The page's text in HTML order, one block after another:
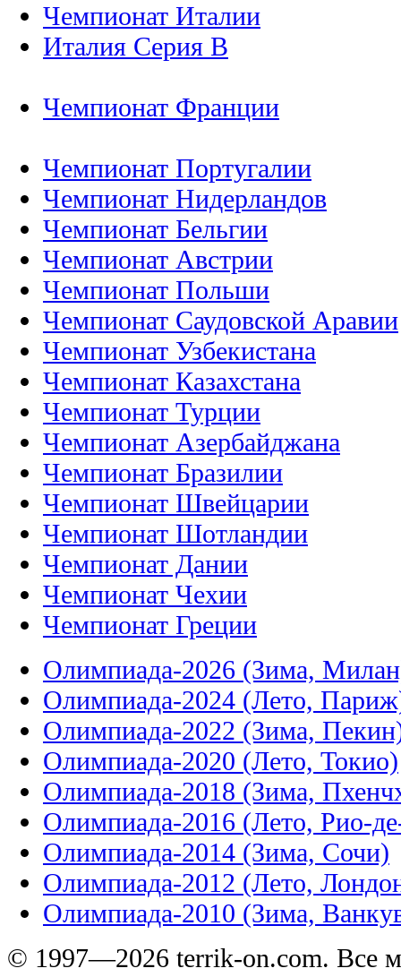
Чемпионат Италии
Италия Серия B
Чемпионат Франции
Чемпионат Португалии
Чемпионат Нидерландов
Чемпионат Бельгии
Чемпионат Австрии
Чемпионат Польши
Чемпионат Саудовской Аравии
Чемпионат Узбекистана
Чемпионат Казахстана
Чемпионат Турции
Чемпионат Азербайджана
Чемпионат Бразилии
Чемпионат Швейцарии
Чемпионат Шотландии
Чемпионат Дании
Чемпионат Чехии
Чемпионат Греции
Олимпиада-2026 (Зима,
Олимпиада-2024 (Лето,
Олимпиада-2022 (Зима,
Олимпиада-2020 (Лето, Токио)
Олимпиада-2018 (Зима,
Олимпиада-2016 (Лето, Рио-
Олимпиада-2014 (Зима, Сочи)
Олимпиада-2012 (Лето,
Олимпиада-2010 (Зима,
© 1997—2026 terrik-on.com. Все